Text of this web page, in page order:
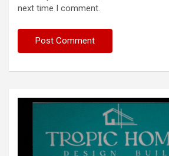
next time I comment.